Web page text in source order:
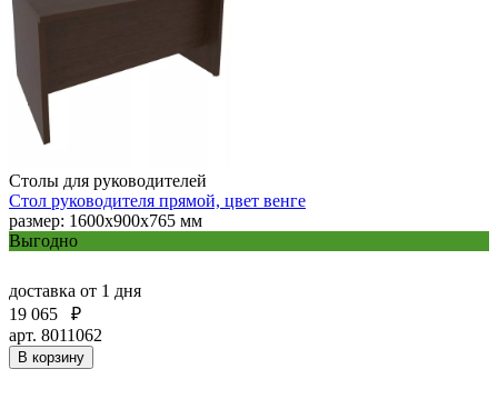
Столы для руководителей
Стол руководителя прямой, цвет венге
размер: 1600x900x765 мм
Выгодно
доставка от 1 дня
19 065
₽
арт. 8011062
В корзину